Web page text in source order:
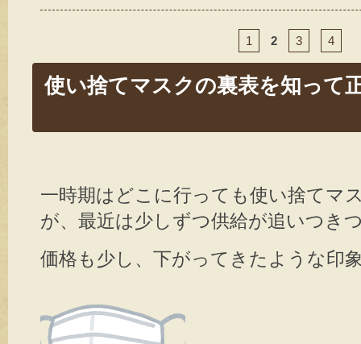
tt
c
b
o
1 2 3 4
使い捨てマスクの裏表を知って
一時期はどこに行っても使い捨てマ
が、最近は少しずつ供給が追いつき
価格も少し、下がってきたような印